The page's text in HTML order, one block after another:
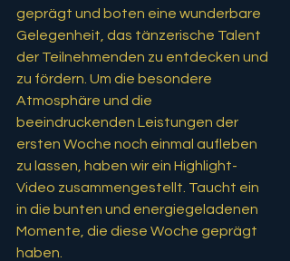
geprägt und boten eine wunderbare
Gelegenheit, das tänzerische Talent
der Teilnehmenden zu entdecken und
zu fördern. Um die besondere
Atmosphäre und die
beeindruckenden Leistungen der
ersten Woche noch einmal aufleben
zu lassen, haben wir ein Highlight-
Video zusammengestellt. Taucht ein
in die bunten und energiegeladenen
Momente, die diese Woche geprägt
haben.